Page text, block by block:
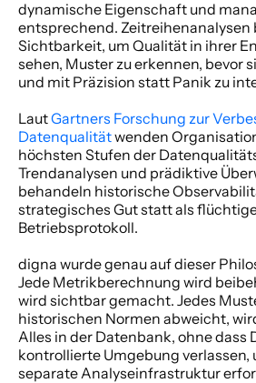
dynamische Eigenschaft und
entsprechend. Zeitreihenanalysen
Sichtbarkeit, um Qualität in ihrer
sehen, Muster zu erkennen, bevor
und mit Präzision statt Panik zu
Laut Gartners Forschung zur
Datenqualität wenden
höchsten Stufen der
Trendanalysen und prädiktive
behandeln historische
strategisches Gut statt als
Betriebsprotokoll.
digna wurde genau auf dieser
Jede Metrikberechnung wird
wird sichtbar gemacht. Jedes
historischen Normen abweicht,
Alles in der Datenbank, ohne dass
kontrollierte Umgebung verlassen,
separate Analyseinfrastruktur